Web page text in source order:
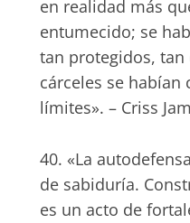
en realidad más
entumecido; se
tan protegidos,
cárceles se habían
límites». – Criss
40. «La
de sabiduría.
es un acto de